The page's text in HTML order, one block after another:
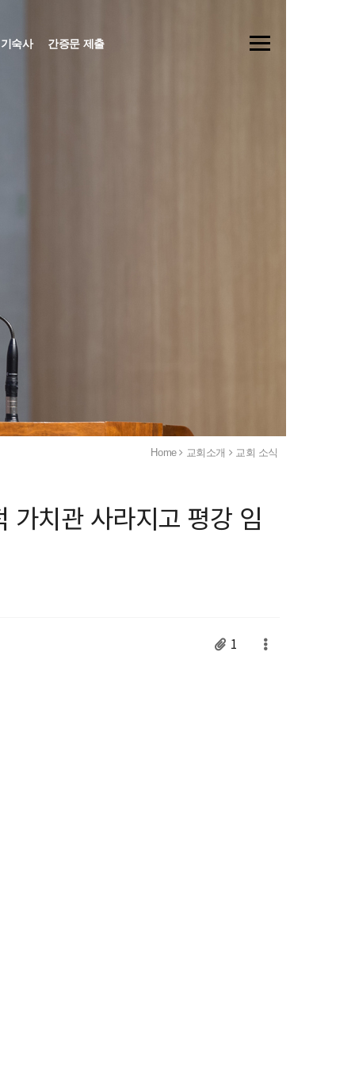
기숙사 간증문 제출
Home 교회소개 교회 소식
치관 사라지고 평강 임
1